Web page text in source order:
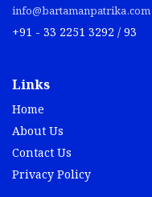
info@bartamanpatrika.com
+91 - 33 2251 3292 / 93
Links
Home
About Us
Contact Us
Privacy Policy